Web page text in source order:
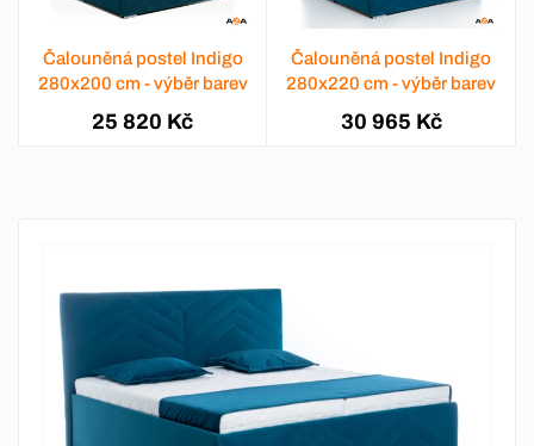
Čalouněná postel Indigo
280x200 cm - výběr barev
25 820 Kč
Čalouněná postel Indigo
280x220 cm - výběr barev
30 965 Kč